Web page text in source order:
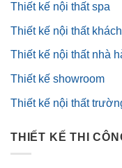
Thiết kế nội thất spa
Thiết kế nội thất
Thiết kế nội thất nhà
Thiết kế showroom
Thiết kế nội thất
THIẾT KẾ THI